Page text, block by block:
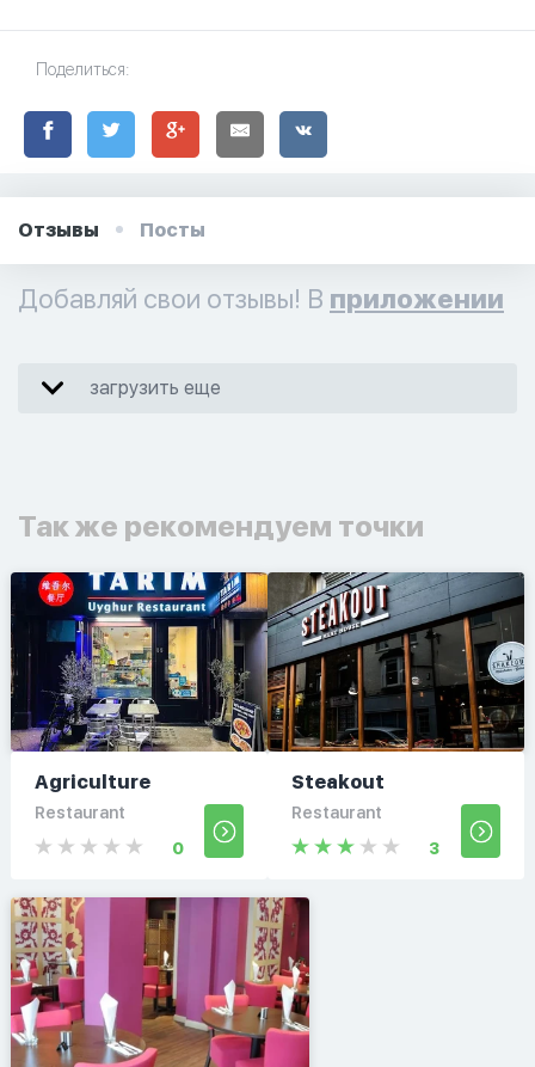
Поделиться:
Отзывы Посты
Добавляй свои отзывы! В приложении
загрузить еще
Так же рекомендуем точки
Agriculture
Restaurant
0
Steakout
Restaurant
3